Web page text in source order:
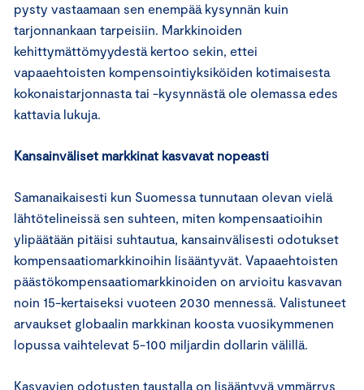
pysty vastaamaan sen enempää kysynnän kuin
tarjonnankaan tarpeisiin. Markkinoiden
kehittymättömyydestä kertoo sekin, ettei
vapaaehtoisten kompensointiyksiköiden kotimaisesta
kokonaistarjonnasta tai -kysynnästä ole olemassa edes
kattavia lukuja.
Kansainväliset markkinat kasvavat nopeasti
Samanaikaisesti kun Suomessa tunnutaan olevan vielä
lähtötelineissä sen suhteen, miten kompensaatioihin
ylipäätään pitäisi suhtautua, kansainvälisesti odotukset
kompensaatiomarkkinoihin lisääntyvät. Vapaaehtoisten
päästökompensaatiomarkkinoiden on arvioitu kasvavan
noin 15-kertaiseksi vuoteen 2030 mennessä. Valistuneet
arvaukset globaalin markkinan koosta vuosikymmenen
lopussa vaihtelevat 5-100 miljardin dollarin välillä.
Kasvavien odotusten taustalla on lisääntyvä ymmärrys